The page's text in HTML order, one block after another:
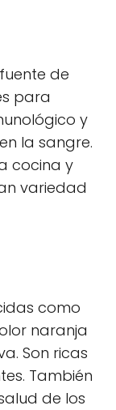
de
para
y
la sangre.
cocina y
variedad
como
naranja
Son ricas
También
de los